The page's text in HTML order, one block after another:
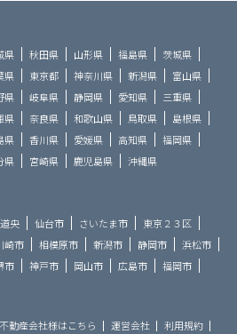
県 秋田県 山形県 福島県
茨城県
県 東京都 神奈川県 新潟県
富山県
県 岐阜県 静岡県 愛知県
三重県
県 奈良県 和歌山県 鳥取県
島根県
県 香川県 愛媛県 高知県
福岡県
県 宮崎県 鹿児島県 沖縄県
道央 仙台市 さいたま市
東京２３区
崎市 相模原市 新潟市 静岡市
浜松市
市 神戸市 岡山市 広島市
福岡市
動産会社様はこちら 運営会社 利用規約